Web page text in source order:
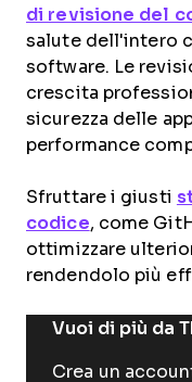
di revisione del
salute dell'intero
software. Le
crescita
sicurezza delle
performance
Sfruttare i giusti
codice, come
ottimizzare
rendendolo più
Vuoi di più da
Crea un